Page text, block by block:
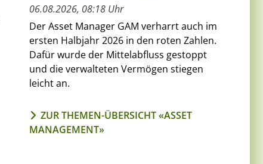
06.08.2026, 08:18 Uhr
Der Asset Manager GAM verharrt auch im
ersten Halbjahr 2026 in den roten Zahlen.
Dafür wurde der Mittelabfluss gestoppt
und die verwalteten Vermögen stiegen
leicht an.
ZUR THEMEN-ÜBERSICHT «ASSET
MANAGEMENT»